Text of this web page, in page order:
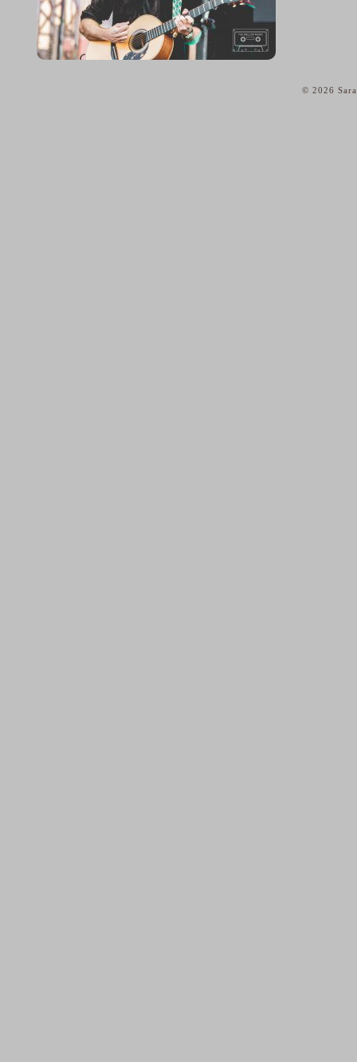
© 2026